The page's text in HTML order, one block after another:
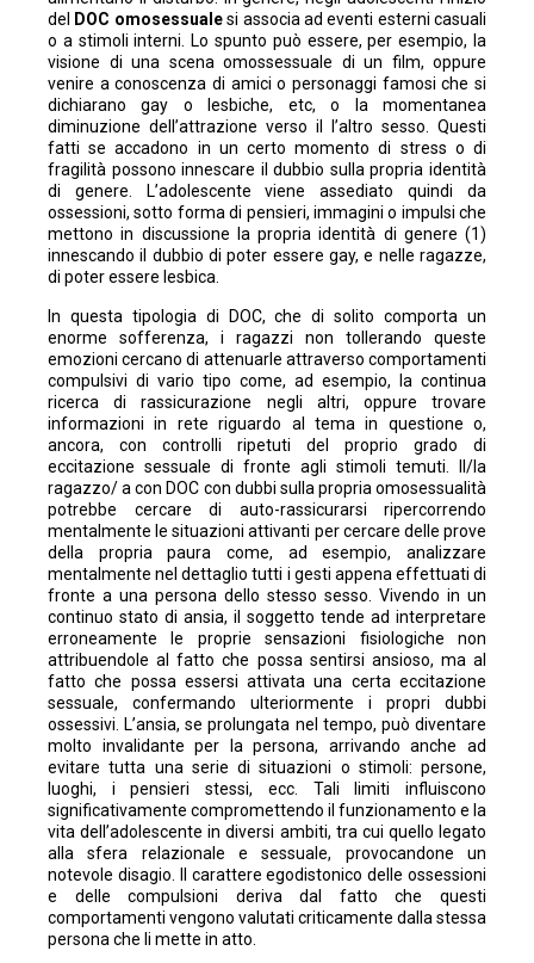
del
DOC omosessualesi associa ad eventi esterni casuali
o a stimoli interni. Lo spunto può essere, per esempio, la
visione di una scena omossessuale di un film, oppure
venire a conoscenza di amici o personaggi famosi che si
dichiarano gay o lesbiche, etc, o la momentanea
diminuzione dell’attrazione verso il l’altro sesso. Questi
fatti se accadono in un certo momento di stress o di
fragilità possono innescare il dubbio sulla propria identità
di genere. L’adolescente viene assediato quindi da
ossessioni, sotto forma di pensieri, immagini o impulsi che
mettono in discussione la propria identità di genere (1)
innescando il dubbio di poter essere gay, e nelle ragazze,
di poter essere lesbica.
In questa tipologia di DOC, che di solito comporta un
enorme sofferenza, i ragazzi non tollerando queste
emozioni cercano di attenuarle attraverso comportamenti
compulsivi di vario tipo come, ad esempio, la continua
ricerca di rassicurazione negli altri, oppure trovare
informazioni in rete riguardo al tema in questione o,
ancora, con controlli ripetuti del proprio grado di
eccitazione sessuale di fronte agli stimoli temuti. Il/la
ragazzo/ a con DOC con dubbi sulla propria omosessualità
potrebbe cercare di auto-rassicurarsi ripercorrendo
mentalmente le situazioni attivanti per cercare delle prove
della propria paura come, ad esempio, analizzare
mentalmente nel dettaglio tutti i gesti appena effettuati di
fronte a una persona dello stesso sesso. Vivendo in un
continuo stato di ansia, il soggetto tende ad interpretare
erroneamente le proprie sensazioni fisiologiche non
attribuendole al fatto che possa sentirsi ansioso, ma al
fatto che possa essersi attivata una certa eccitazione
sessuale, confermando ulteriormente i propri dubbi
ossessivi. L’ansia, se prolungata nel tempo, può diventare
molto invalidante per la persona, arrivando anche ad
evitare tutta una serie di situazioni o stimoli: persone,
luoghi, i pensieri stessi, ecc. Tali limiti influiscono
significativamente compromettendo il funzionamento e la
vita dell’adolescente in diversi ambiti, tra cui quello legato
alla sfera relazionale e sessuale, provocandone un
notevole disagio. Il carattere egodistonico delle ossessioni
e delle compulsioni deriva dal fatto che questi
comportamenti vengono valutati criticamente dalla stessa
persona che li mette in atto.